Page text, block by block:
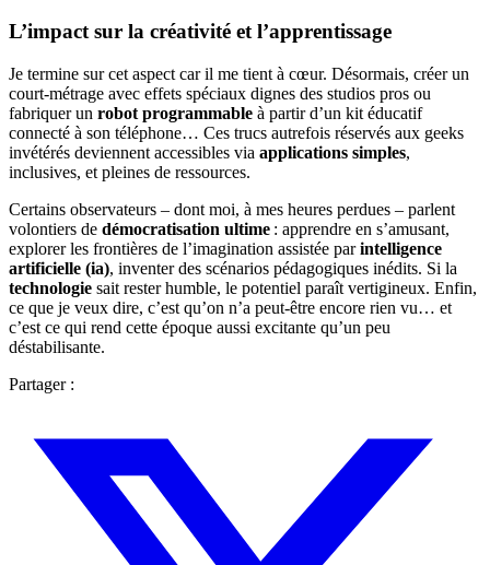
L’impact sur la créativité et l’apprentissage
Je termine sur cet aspect car il me tient à cœur. Désormais, créer un
court-métrage avec effets spéciaux dignes des studios pros ou
fabriquer un robot programmable à partir d’un kit éducatif
connecté à son téléphone… Ces trucs autrefois réservés aux geeks
invétérés deviennent accessibles via applications simples,
inclusives, et pleines de ressources.
Certains observateurs – dont moi, à mes heures perdues – parlent
volontiers de démocratisation ultime : apprendre en s’amusant,
explorer les frontières de l’imagination assistée parintelligence
artificielle (ia), inventer des scénarios pédagogiques inédits. Si la
technologie sait rester humble, le potentiel paraît vertigineux. Enfin,
ce que je veux dire, c’est qu’on n’a peut-être encore rien vu… et
c’est ce qui rend cette époque aussi excitante qu’un peu
déstabilisante.
Partager :